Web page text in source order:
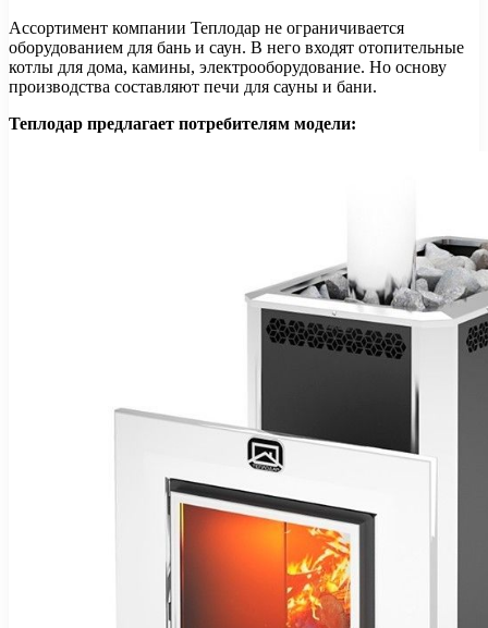
Ассортимент компании Теплодар не ограничивается
оборудованием для бань и саун. В него входят отопительные
котлы для дома, камины, электрооборудование. Но основу
производства составляют печи для сауны и бани.
Теплодар предлагает потребителям модели: